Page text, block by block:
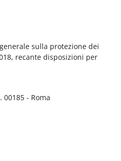
sulla protezione dei
recante disposizioni per
- Roma